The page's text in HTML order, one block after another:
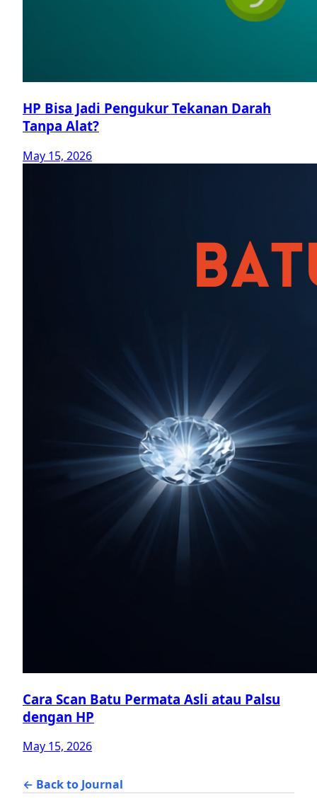
HP Bisa Jadi Pengukur Tekanan Darah
Tanpa Alat?
May 15, 2026
Cara Scan Batu Permata Asli atau Palsu
dengan HP
May 15, 2026
← Back to Journal